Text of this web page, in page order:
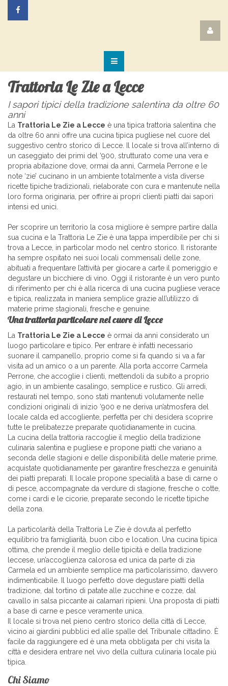
Trattoria Le Zie a Lecce
I sapori tipici della tradizione salentina da oltre 60
anni
La Trattoria Le Zie a Lecce è una tipica trattoria salentina che
da oltre 60 anni offre una cucina tipica pugliese nel cuore del
suggestivo centro storico di Lecce. Il locale si trova all’interno di
un caseggiato dei primi del ‘900, strutturato come una vera e
propria abitazione dove, ormai da anni, Carmela Perrone e le
note ‘zie’ cucinano in un ambiente totalmente a vista diverse
ricette tipiche tradizionali, rielaborate con cura e mantenute nella
loro forma originaria, per offrire ai propri clienti piatti dai sapori
intensi ed unici.
Per scoprire un territorio la cosa migliore è sempre partire dalla
sua cucina e la Trattoria Le Zie è una tappa imperdibile per chi si
trova a Lecce, in particolar modo nel centro storico. Il ristorante
ha sempre ospitato nei suoi locali commensali delle zone,
abituati a frequentare l’attività per giocare a carte il pomeriggio e
degustare un bicchiere di vino. Oggi il ristorante è un vero punto
di riferimento per chi è alla ricerca di una cucina pugliese verace
e tipica, realizzata in maniera semplice grazie all’utilizzo di
materie prime stagionali, fresche e genuine.
Una trattoria particolare nel cuore di Lecce
La Trattoria Le Zie a Lecce è ormai da anni considerato un
luogo particolare e tipico. Per entrare è infatti necessario
suonare il campanello, proprio come si fa quando si va a far
visita ad un amico o a un parente. Alla porta accorre Carmela
Perrone, che accoglie i clienti, mettendoli da subito a proprio
agio, in un ambiente casalingo, semplice e rustico. Gli arredi,
restaurati nel tempo, sono stati mantenuti volutamente nelle
condizioni originali di inizio ‘900 e ne deriva un’atmosfera del
locale calda ed accogliente, perfetta per chi desidera scoprire
tutte le prelibatezze preparate quotidianamente in cucina.
La cucina della trattoria raccoglie il meglio della tradizione
culinaria salentina e pugliese e propone piatti che variano a
seconda delle stagioni e delle disponibilità delle materie prime,
acquistate quotidianamente per garantire freschezza e genuinità
dei piatti preparati. Il locale propone specialità a base di carne o
di pesce, accompagnate da verdure di stagione, fresche o cotte,
come i cardi e le cicorie, preparate secondo le ricette tipiche
della zona.
La particolarità della Trattoria Le Zie è dovuta al perfetto
equilibrio tra famigliarità, buon cibo e location. Una cucina tipica
ottima, che prende il meglio delle tipicità e della tradizione
leccese, un’accoglienza calorosa ed unica da parte di zia
Carmela ed un ambiente semplice ma particolarissimo, davvero
indimenticabile. Il luogo perfetto dove degustare piatti della
tradizione, dal tortino di patate alle zucchine e cozze, dal
cavallo in salsa piccante ai calamari ripieni. Una proposta di piatti
a base di carne e pesce veramente unica.
Il locale si trova nel pieno centro storico della città di Lecce,
vicino ai giardini pubblici ed alle spalle del Tribunale cittadino. È
facile da raggiungere ed è una meta obbligata per chi visita la
città e desidera entrare nel vivo della cultura culinaria locale più
tipica.
Chi Siamo